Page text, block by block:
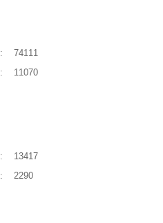
:
74111
: 11070
:
13417
: 2290